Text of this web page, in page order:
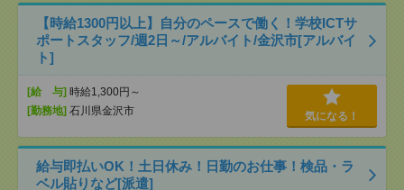
【時給1300円以上】自分のペースで働く！学校ICTサ
ポートスタッフ/週2日～/アルバイト/金沢市[アルバイ
ト]
[給 与] 時給1,300円～
[勤務地] 石川県金沢市 気になる！
給与即払いOK！土日休み！日勤のお仕事！検品・ラ
ベル貼りなど[派遣]